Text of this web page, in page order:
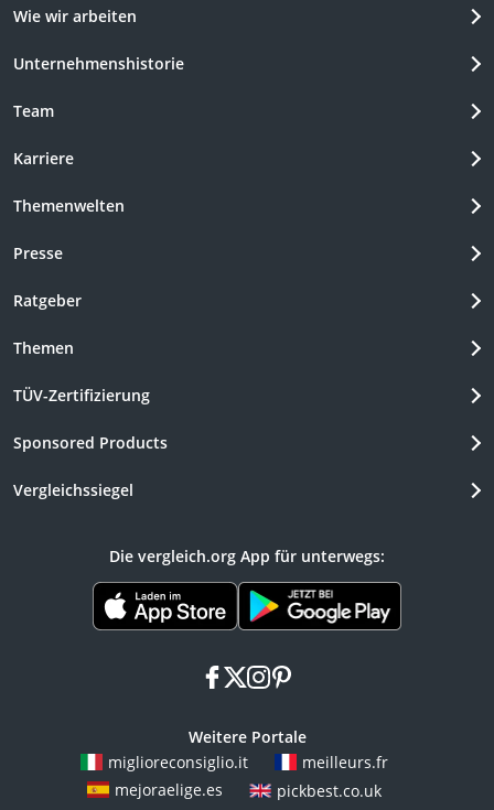
Wie wir arbeiten
Unternehmenshistorie
Team
Karriere
Themenwelten
Presse
Ratgeber
Themen
TÜV-Zertifizierung
Sponsored Products
Vergleichssiegel
Die vergleich.org App für unterwegs:
facebook
x instagram
pinterest
Weitere Portale
miglioreconsiglio.it
meilleurs.fr
mejoraelige.es
pickbest.co.uk